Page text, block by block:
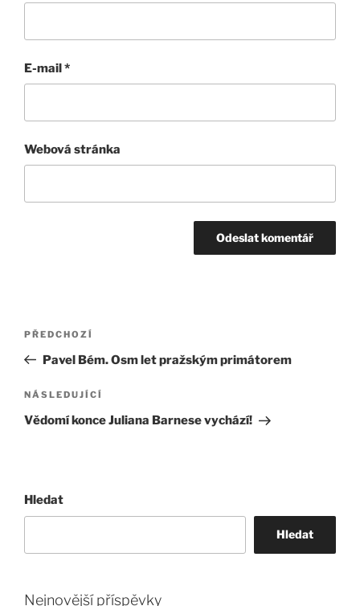
E-mail*
Webová stránka
Navigace
příspěvek
Předchozí
příspěvek
PŘEDCHOZÍ
Pavel Bém. Osm let pražským primátorem
Následující
příspěvek
NÁSLEDUJÍCÍ
Vědomí konce Juliana Barnese vychází!
Hledat
Hledat
Nejnovější příspěvky